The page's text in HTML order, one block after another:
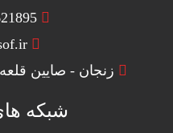
زنجان - صایین قلعه - کیلومتر 32
شبکه های